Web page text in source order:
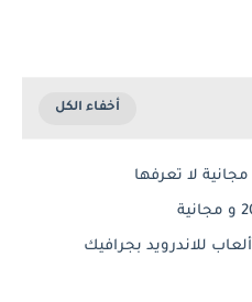
العاب الاندرويد - أفضل ١٠ ألعاب للاندرويد بجرافيك